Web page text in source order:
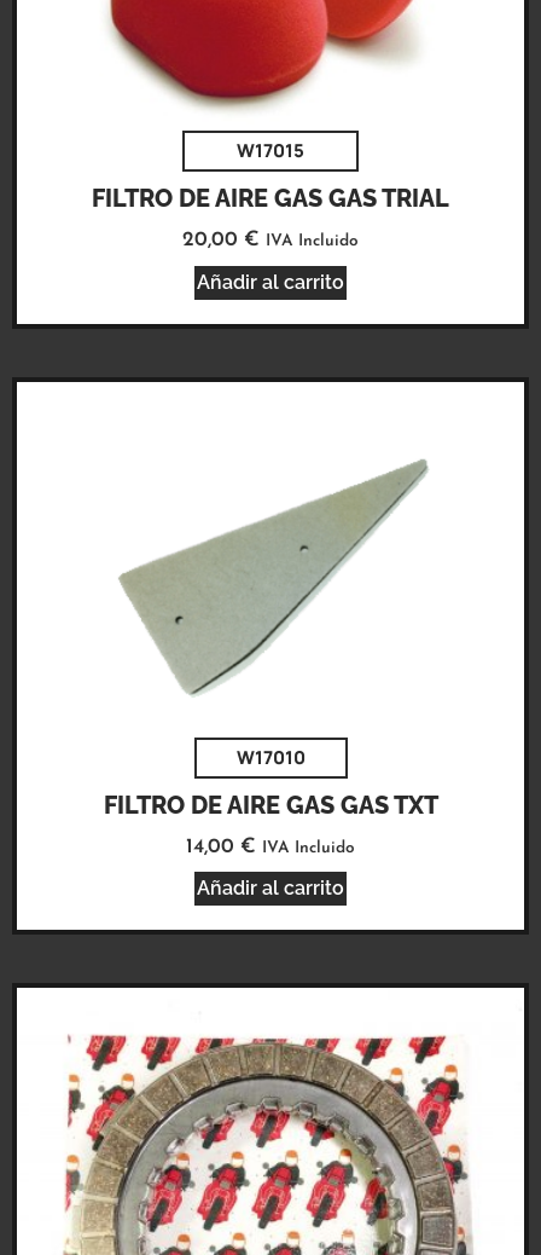
W17015
FILTRO DE AIRE GAS GAS TRIAL
20,00 € IVA Incluido
Añadir al carrito
W17010
FILTRO DE AIRE GAS GAS TXT
14,00 € IVA Incluido
Añadir al carrito